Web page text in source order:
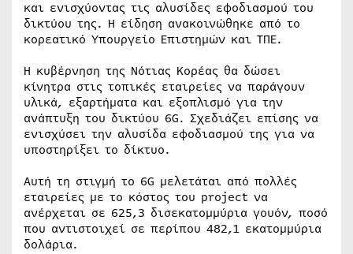
και ενισχύοντας τις αλυσίδες εφοδιασμού του
δικτύου της. H είδηση ανακοινώθηκε από το
κορεατικό Υπουργείο Επιστημών και ΤΠΕ.
Η κυβέρνηση της Νότιας Κορέας θα δώσει
κίνητρα στις τοπικές εταιρείες να παράγουν
υλικά, εξαρτήματα και εξοπλισμό για την
ανάπτυξη του δικτύου 6G. Σχεδιάζει επίσης να
ενισχύσει την αλυσίδα εφοδιασμού της για να
υποστηρίξει το δίκτυο.
Aυτή τη στιγμή το 6G μελετάται από πολλές
εταιρείες με το κόστος του project να
ανέρχεται σε 625,3 δισεκατομμύρια γουόν, ποσό
που αντιστοιχεί σε περίπου 482,1 εκατομμύρια
δολάρια.